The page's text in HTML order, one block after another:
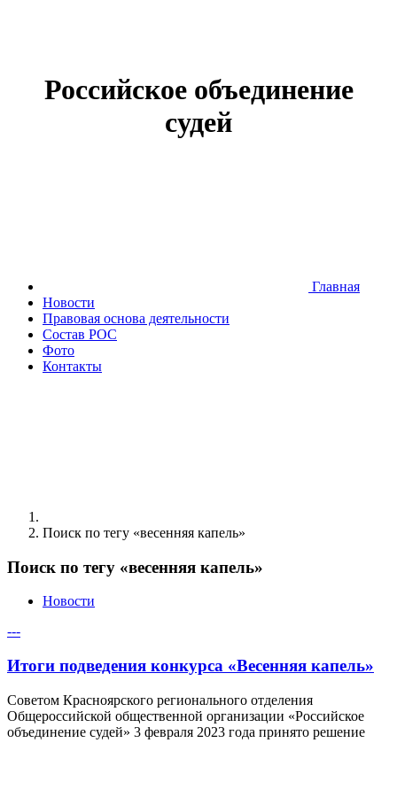
Российское объединение
судей
Главная
Новости
Правовая основа деятельности
Состав РОС
Фото
Контакты
Поиск по тегу «весенняя капель»
Поиск по тегу «весенняя капель»
Новости
---
Итоги подведения конкурса «Весенняя капель»
Советом Красноярского регионального отделения
Общероссийской общественной организации «Российское
объединение судей» 3 февраля 2023 года принято решение